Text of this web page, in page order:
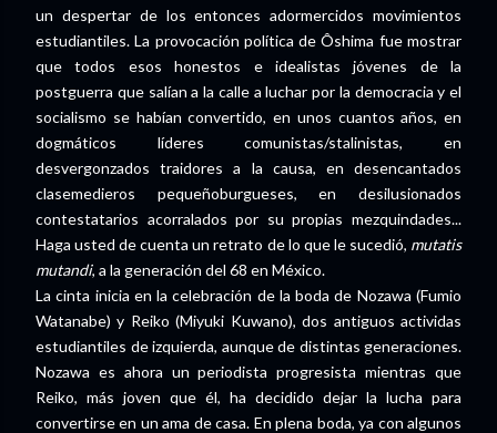
un despertar de los entonces adormercidos movimientos
estudiantiles. La provocación política de Ôshima fue mostrar
que todos esos honestos e idealistas jóvenes de la
postguerra que salían a la calle a luchar por la democracia y el
socialismo se habían convertido, en unos cuantos años, en
dogmáticos líderes comunistas/stalinistas, en
desvergonzados traidores a la causa, en desencantados
clasemedieros pequeñoburgueses, en desilusionados
contestatarios acorralados por su propias mezquindades...
Haga usted de cuenta un retrato de lo que le sucedió, mutatis
mutandi, a la generación del 68 en México.
La cinta inicia en la celebración de la boda de Nozawa (Fumio
Watanabe) y Reiko (Miyuki Kuwano), dos antiguos actividas
estudiantiles de izquierda, aunque de distintas generaciones.
Nozawa es ahora un periodista progresista mientras que
Reiko, más joven que él, ha decidido dejar la lucha para
convertirse en un ama de casa. En plena boda, ya con algunos